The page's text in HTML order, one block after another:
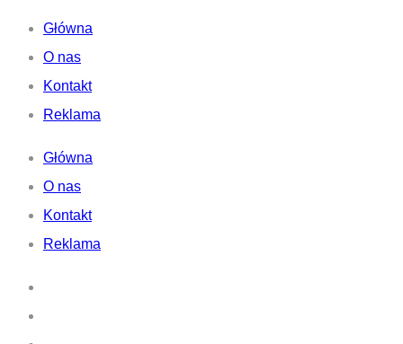
Główna
O nas
Kontakt
Reklama
Główna
O nas
Kontakt
Reklama